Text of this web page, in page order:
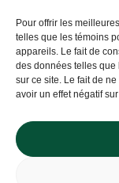
Pour offrir les
telles que les témoins
appareils. Le fait de
des données telles
sur ce site. Le fait de
avoir un effet négatif
3275 Bd
Valleyfield,
Can't
If it exists, we